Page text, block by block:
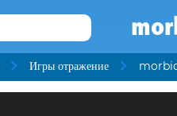
Игры отражение